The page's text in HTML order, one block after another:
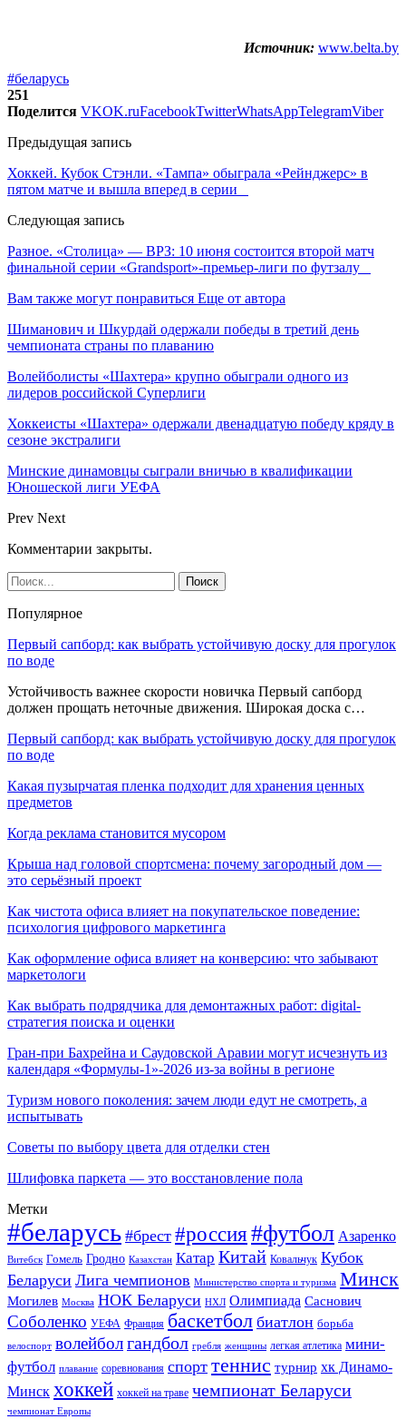
Источник: www.belta.by
#беларусь
251
Поделится VKOK.ruFacebookTwitterWhatsAppTelegramViber
Предыдущая запись
Хоккей. Кубок Стэнли. «Тампа» обыграла «Рейнджерс» в
пятом матче и вышла вперед в серии
Следующая запись
Разное. «Столица» — ВРЗ: 10 июня состоится второй матч
финальной серии «Grandsport»-премьер-лиги по футзалу
Вам также могут понравиться Еще от автора
Шиманович и Шкурдай одержали победы в третий день
чемпионата страны по плаванию
Волейболисты «Шахтера» крупно обыграли одного из
лидеров российской Суперлиги
Хоккеисты «Шахтера» одержали двенадцатую победу кряду в
сезоне экстралиги
Минские динамовцы сыграли вничью в квалификации
Юношеской лиги УЕФА
Prev Next
Комментарии закрыты.
Популярное
Первый сапборд: как выбрать устойчивую доску для прогулок
по воде
Устойчивость важнее скорости новичка Первый сапборд
должен прощать неточные движения. Широкая доска с…
Первый сапборд: как выбрать устойчивую доску для прогулок
по воде
Какая пузырчатая пленка подходит для хранения ценных
предметов
Когда реклама становится мусором
Крыша над головой спортсмена: почему загородный дом —
это серьёзный проект
Как чистота офиса влияет на покупательское поведение:
психология цифрового маркетинга
Как оформление офиса влияет на конверсию: что забывают
маркетологи
Как выбрать подрядчика для демонтажных работ: digital-
стратегия поиска и оценки
Гран-при Бахрейна и Саудовской Аравии могут исчезнуть из
календаря «Формулы-1»-2026 из-за войны в регионе
Туризм нового поколения: зачем люди едут не смотреть, а
испытывать
Советы по выбору цвета для отделки стен
Шлифовка паркета — это восстановление пола
Метки
#беларусь #брест #россия#футбол Азаренко
Витебск Гомель Гродно Казахстан Катар Китай Ковальчук Кубок
Беларуси Лига чемпионов Министерство спорта и туризма Минск
Могилев Москва НОК Беларуси НХЛ Олимпиада Саснович
Соболенко УЕФА Франция баскетбол биатлон борьба
велоспорт волейболгандбол гребля женщины легкая атлетика мини-
футбол плавание соревнования спорт теннис турнир хк Динамо-
Минск хоккей хоккей на траве чемпионат Беларуси
чемпионат Европы